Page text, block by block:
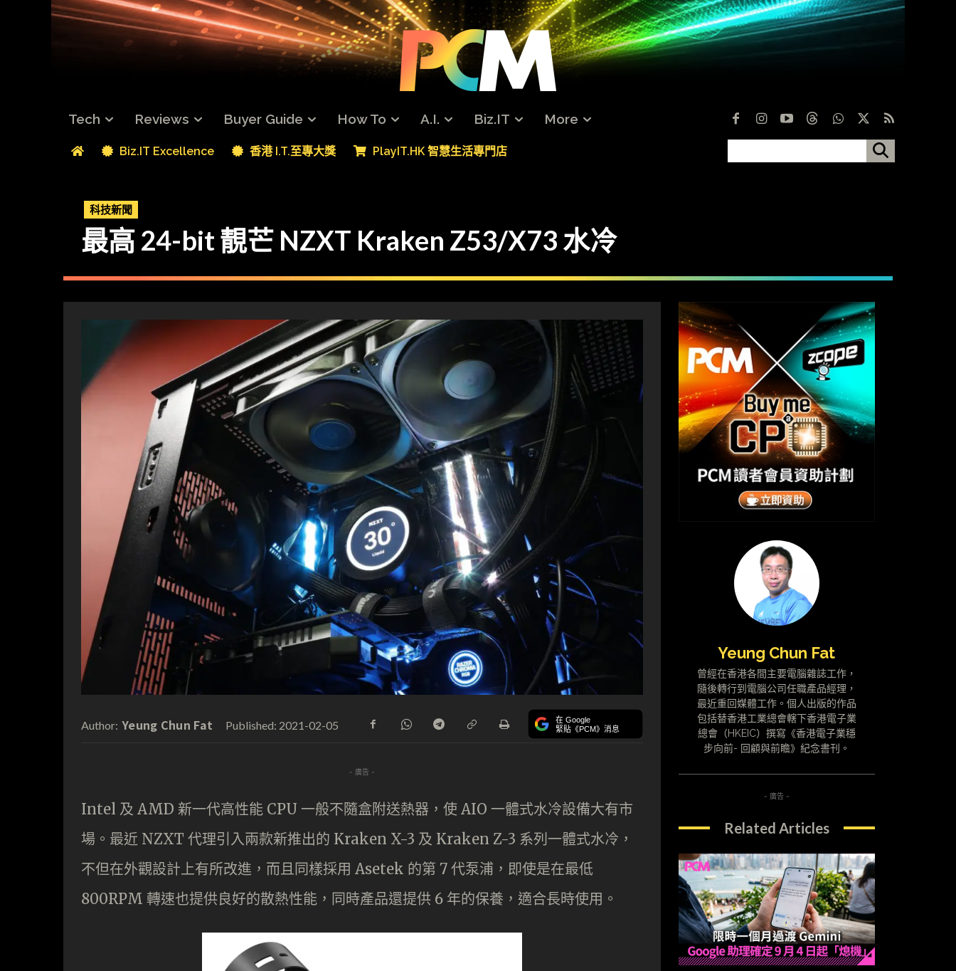
Tech Reviews Buyer Guide How To A.I. Biz.IT More
Biz.IT Excellence 香港 I.T.至專大獎 PlayIT.HK 智慧生活專門店
科技新聞
最高 24-bit 靚芒 NZXT Kraken Z53/X73 水冷
Author: Yeung Chun Fat Published: 2021-02-05 在 Google
緊貼《PCM》消息
- 廣告 -
Intel 及 AMD 新一代高性能 CPU 一般不隨盒附送熱器，使 AIO 一體式水冷設備大有市
場。最近 NZXT 代理引入兩款新推出的 Kraken X-3 及 Kraken Z-3 系列一體式水冷，
不但在外觀設計上有所改進，而且同樣採用 Asetek 的第 7 代泵浦，即使是在最低
800RPM 轉速也提供良好的散熱性能，同時產品還提供 6 年的保養，適合長時使用。
Yeung Chun Fat
曾經在香港各間主要電腦雜誌工作，
隨後轉行到電腦公司任職產品經理，
最近重回媒體工作。個人出版的作品
包括替香港工業總會轄下香港電子業
總會（HKEIC）撰寫《香港電子業穩
步向前- 回顧與前瞻》紀念書刊。
- 廣告 -
Related Articles